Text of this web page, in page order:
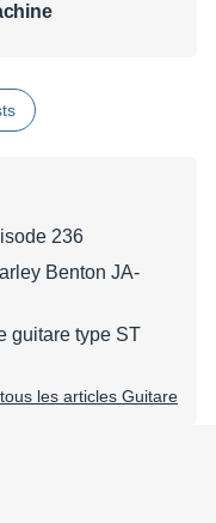
236
Benton JA-
guitare type ST
les articles Guitare